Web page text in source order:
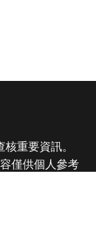
重要資訊。
僅供個人參考